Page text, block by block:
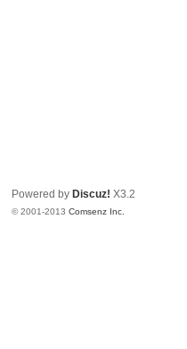
Powered by Discuz! X3.2
© 2001-2013Comsenz Inc.